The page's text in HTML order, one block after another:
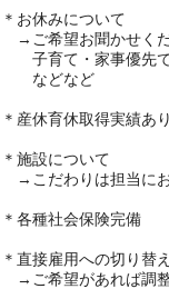
＊お休みについて
→ご希望お聞かせくだ
子育て・家事優先で
などなど
＊産休育休取得実績あ
＊施設について
→こだわりは担当にお
＊各種社会保険完備
＊直接雇用への切り替え
→ご希望があれば調